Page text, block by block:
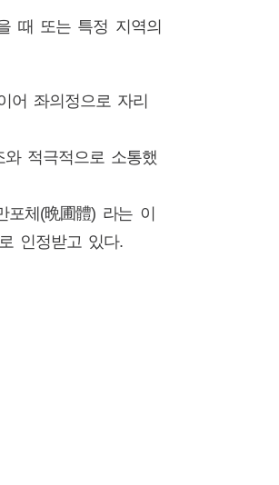
때 또는 특정 지역의
어 좌의정으로 자리
적극적으로 소통했
체(晩圃體) 라는 이
인정받고 있다.